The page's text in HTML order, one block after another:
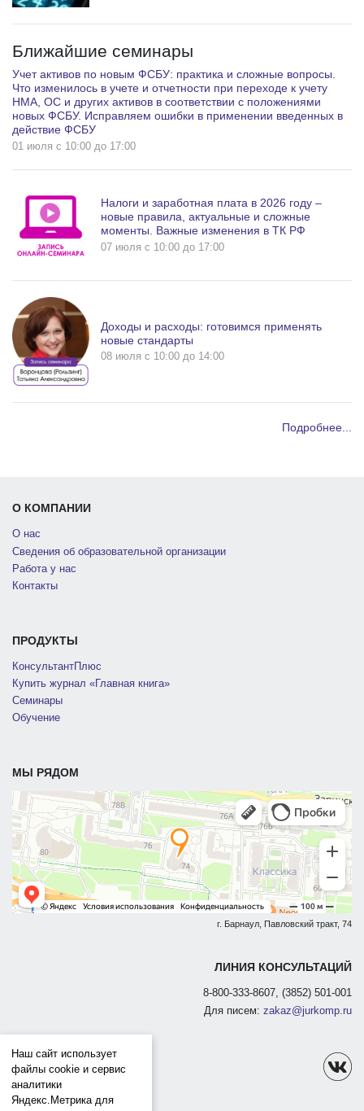
Ближайшие семинары
Учет активов по новым ФСБУ: практика и сложные вопросы.
Что изменилось в учете и отчетности при переходе к учету
НМА, ОС и других активов в соответствии с положениями
новых ФСБУ. Исправляем ошибки в применении введенных в
действие ФСБУ
01 июля c 10:00 до 17:00
Налоги и заработная плата в 2026 году –
новые правила, актуальные и сложные
моменты. Важные изменения в ТК РФ
07 июля c 10:00 до 17:00
Доходы и расходы: готовимся применять
новые стандарты
08 июля c 10:00 до 14:00
Подробнее...
О КОМПАНИИ
О нас
Сведения об образовательной организации
Работа у нас
Контакты
ПРОДУКТЫ
КонсультантПлюс
Купить журнал «Главная книга»
Семинары
Обучение
МЫ РЯДОМ
г. Барнаул, Павловский тракт, 74
ЛИНИЯ КОНСУЛЬТАЦИЙ
8-800-333-8607, (3852) 501-001
Для писем: zakaz@jurkomp.ru
Наш сайт использует
файлы cookie и сервис
аналитики
Яндекс.Метрика для